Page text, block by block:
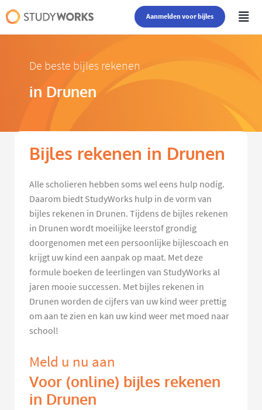
Aanmelden voor bijles
De beste bijles rekenen
in Drunen
Bijles rekenen in Drunen
Alle scholieren hebben soms wel eens hulp nodig.
Daarom biedt StudyWorks hulp in de vorm van
bijles rekenen in Drunen. Tijdens de bijles rekenen
in Drunen wordt moeilijke leerstof grondig
doorgenomen met een persoonlijke bijlescoach en
krijgt uw kind een aanpak op maat. Met deze
formule boeken de leerlingen van StudyWorks al
jaren mooie successen. Met bijles rekenen in
Drunen worden de cijfers van uw kind weer prettig
om aan te zien en kan uw kind weer met moed naar
school!
Meld u nu aan
Voor (online) bijles rekenen
in Drunen